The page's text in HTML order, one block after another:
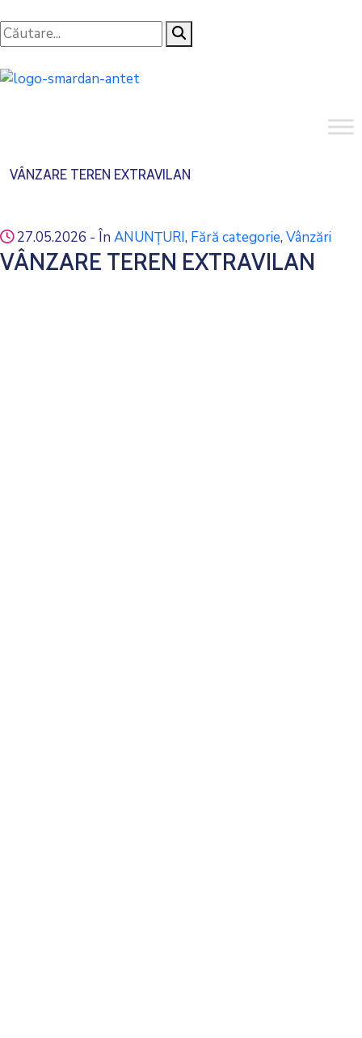
VÂNZARE TEREN EXTRAVILAN
27.05.2026 - În ANUNȚURI‚ Fără categorie‚ Vânzări
VÂNZARE TEREN EXTRAVILAN